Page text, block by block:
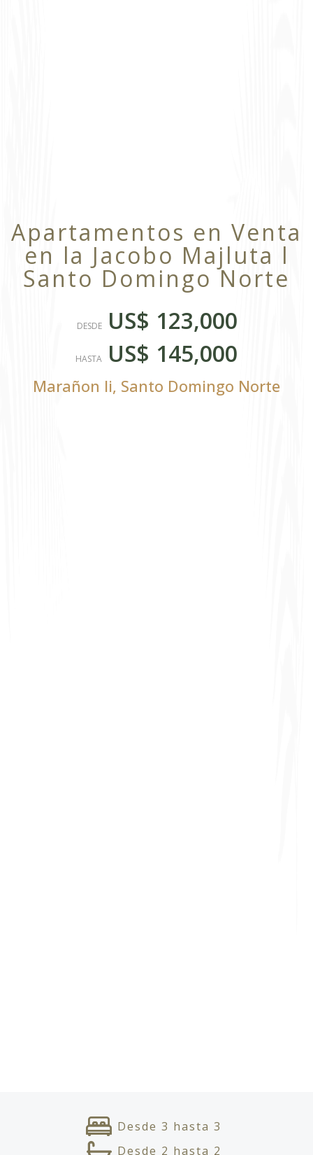
Apartamentos en Venta
en la Jacobo Majluta l
Santo Domingo Norte
DESDE US$ 123,000
HASTA US$ 145,000
Marañon Ii, Santo Domingo Norte
Desde 3 hasta 3
Desde 2 hasta 2